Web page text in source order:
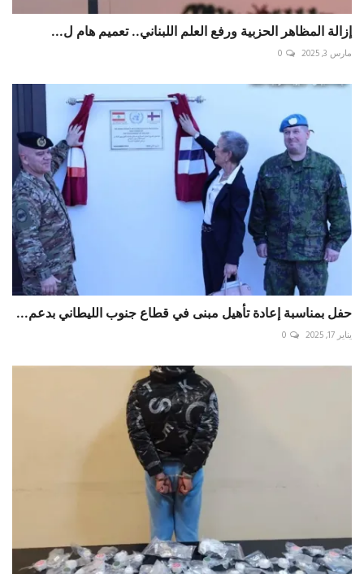
إزالة المظاهر الحزبية ورفع العلم اللبناني.. تعميم هام ل...
مارس 3, 2025 0
حفل بمناسبة إعادة تأهيل مبنى في قطاع جنوب الليطاني بدعم...
يناير 17, 2025 0